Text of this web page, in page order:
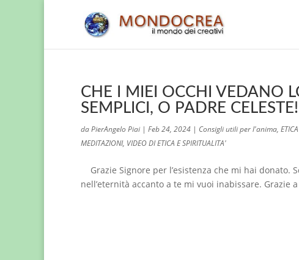
CHE I MIEI OCCHI VEDANO
SEMPLICI, O PADRE CELESTE!
daPierAngelo Piai | Feb 24, 2024 | Consigli utili per l'anima,
MEDITAZIONI, VIDEO DI ETICA E SPIRITUALITA'
Grazie Signore per l’esistenza che mi hai donato.
nell’eternità accanto a te mi vuoi inabissare. Grazie